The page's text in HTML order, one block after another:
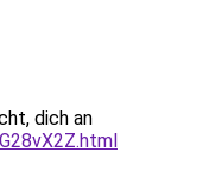
dich an